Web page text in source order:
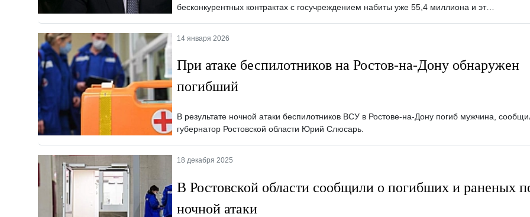
бесконкурентных контрактах с госучреждением набиты уже 55,4 миллиона и эт…
14 января 2026
При атаке беспилотников на Ростов-на-Дону обнаружен
погибший
В результате ночной атаки беспилотников ВСУ в Ростове-на-Дону погиб мужчина,
губернатор Ростовской области Юрий Слюсарь.
18 декабря 2025
В Ростовской области сообщили о погибших и раненых
ночной атаки